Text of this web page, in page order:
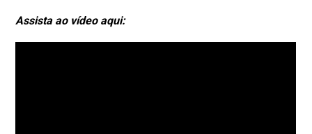
Assista ao vídeo aqui: